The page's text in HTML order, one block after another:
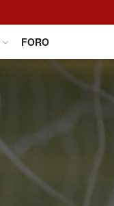
FORO